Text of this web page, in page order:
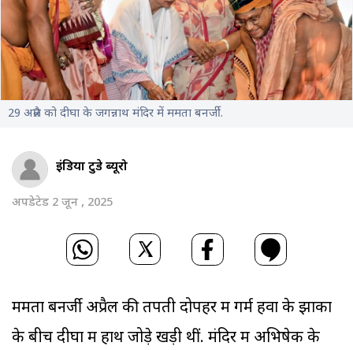
29 अप्रैल को दीघा के जगन्नाथ मंदिर में ममता बनर्जी.
इंडिया टुडे ब्यूरो
अपडेटेड 2 जून , 2025
ममता बनर्जी अप्रैल की तपती दोपहर में गर्म हवा के झोंकों
के बीच दीघा में हाथ जोड़े खड़ी थीं. मंदिर में अभिषेक के